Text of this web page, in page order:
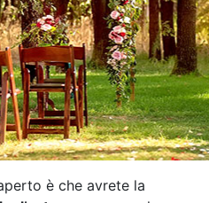
è che avrete la